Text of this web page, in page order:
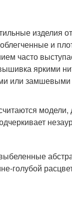
изделия
и
часто
яркими
или
голубой